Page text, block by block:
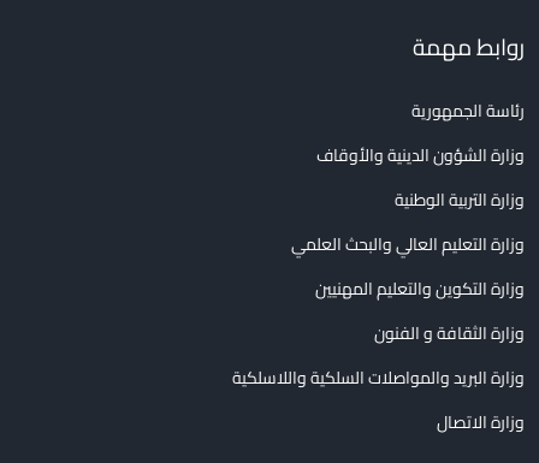
روابط مهمة
رئاسة الجمهورية
وزارة الشؤون الدينية والأوقاف
وزارة التربية الوطنية
وزارة التعليم العالي والبحث العلمي
وزارة التكوين والتعليم المهنيين
وزارة الثقافة و الفنون
وزارة البريد والمواصلات السلكية واللاسلكية
وزارة الاتصال